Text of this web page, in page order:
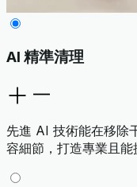
AI 精準清理
先進 AI 技術能在移除
容細節，打造專業且能